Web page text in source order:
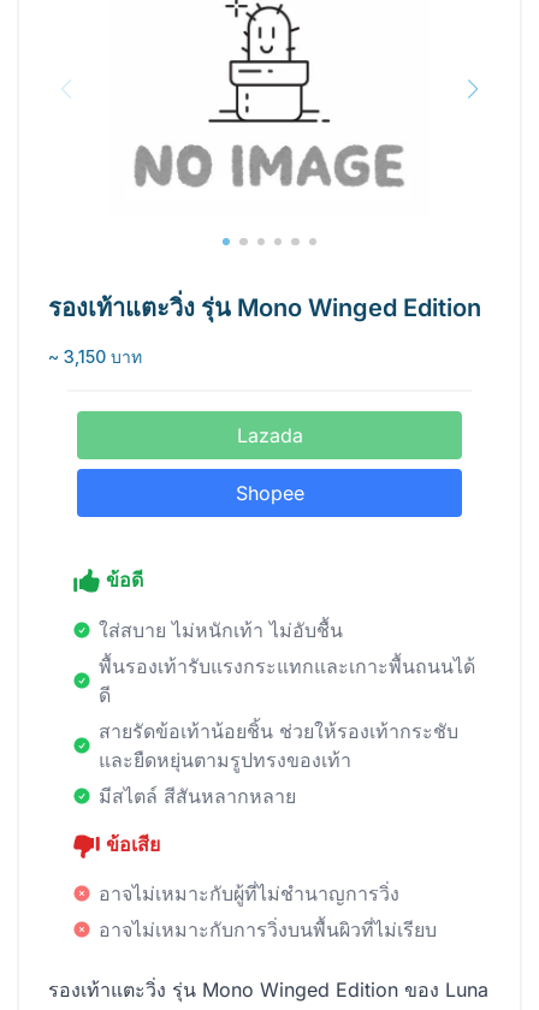
รองเท้าแตะวิ่ง รุ่น Mono Winged Edition
~ 3,150 บาท
Lazada
Shopee
ข้อดี
ใส่สบาย ไม่หนักเท้า ไม่อับชื้น
พื้นรองเท้ารับแรงกระแทกและเกาะพื้นถนนได้
ดี
สายรัดข้อเท้าน้อยชิ้น ช่วยให้รองเท้ากระชับ
และยืดหยุ่นตามรูปทรงของเท้า
มีสไตล์ สีสันหลากหลาย
ข้อเสีย
อาจไม่เหมาะกับผู้ที่ไม่ชำนาญการวิ่ง
อาจไม่เหมาะกับการวิ่งบนพื้นผิวที่ไม่เรียบ
รองเท้าแตะวิ่ง รุ่น Mono Winged Edition ของ Luna